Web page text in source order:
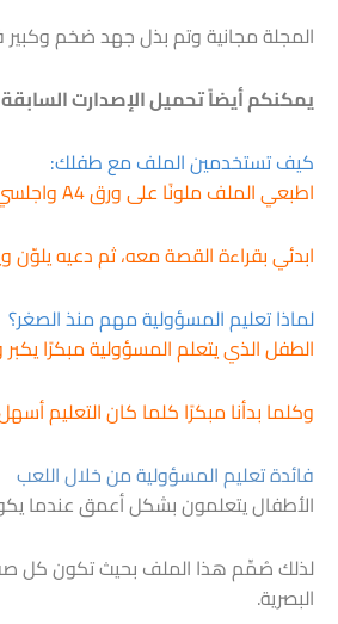
المجلة مجانية وتم بذل جهد ضخم وكبير
يمكنكم أيضاً تحميل الإصدارت
كيف تستخدمين الملف مع طفلك:
اطبعي الملف ملونًا على ورق A4 واجلسي مع طفلك.
ابدئي بقراءة القصة معه، ثم دعيه
لماذا تعليم المسؤولية مهم منذ الصغر؟
الطفل الذي يتعلم المسؤولية مبكرًا
وكلما بدأنا مبكرًا كلما كان التعليم
فائدة تعليم المسؤولية من خلال اللعب
الأطفال يتعلمون بشكل أعمق عندما
لذلك صُمِّم هذا الملف بحيث تكون كل
البصرية.